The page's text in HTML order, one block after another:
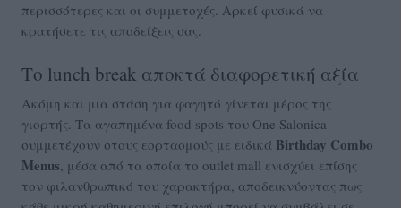
περισσότερες και οι συμμετοχές. Αρκεί φυσικά να
κρατήσετε τις αποδείξεις σας.
Το lunch break αποκτά διαφορετική αξία
Ακόμη και μια στάση για φαγητό γίνεται μέρος της
γιορτής. Τα αγαπημένα food spots του One Salonica
συμμετέχουν στους εορτασμούς με ειδικά Birthday Combo
Menus, μέσα από τα οποία το outlet mall ενισχύει επίσης
τον φιλανθρωπικό του χαρακτήρα, αποδεικνύοντας πως